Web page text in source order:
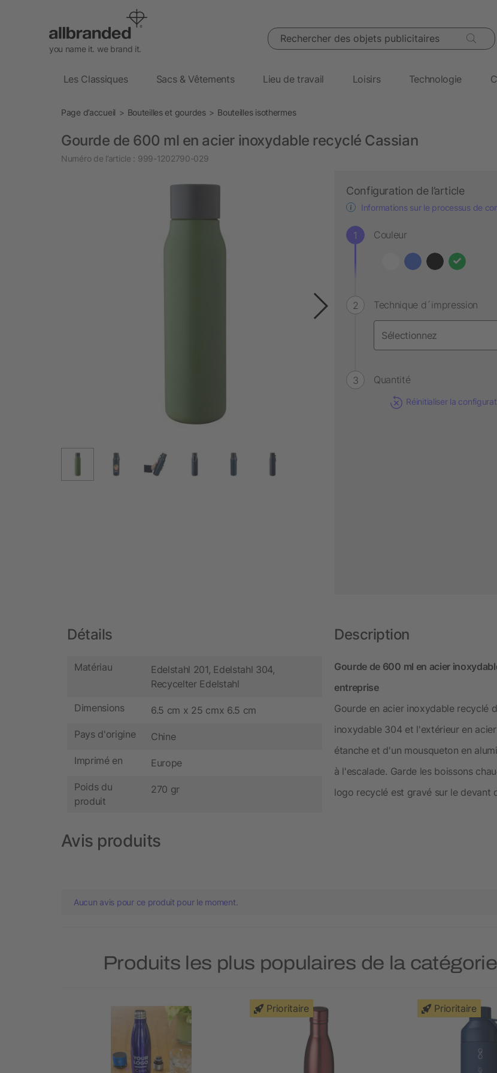
you name it. we brand it.
Rechercher des objets publicitaires
Les Classiques Sacs & Vêtements Lieu de travail Loisirs Technologie
Page d’accueil Bouteilles et gourdes Bouteilles isothermes
Gourde de 600 ml en acier inoxydable recyclé Cassian
Numéro de l’article : 999-1202790-029
Configuration de l’article
Informations sur le processus de
Couleur
Technique d´impression
Quantité
Réinitialiser la
Détails
Matériau
Edelstahl 201, Edelstahl 304,
Recycelter Edelstahl
Dimensions 6.5 cm x 25 cmx 6.5 cm
Pays d'origine Chine
Imprimé en Europe
Poids du
produit
270 gr
Description
Gourde de 600 ml en acier
entreprise
Gourde en acier inoxydable recyclé
inoxydable 304 et l'extérieur en
étanche et d'un mousqueton en
à l'escalade. Garde les boissons
logo recyclé est gravé sur le devant
Avis produits
Aucun avis pour ce produit pour le moment.
Produits les plus populaires de la
Prioritaire Prioritaire